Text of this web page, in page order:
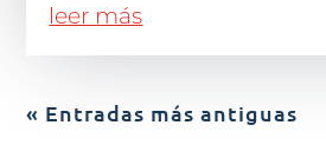
leer más
« Entradas más antiguas